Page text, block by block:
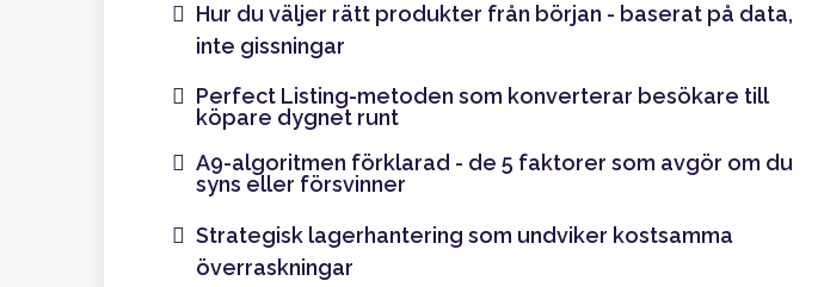
Hur du väljer rätt produkter från början - baserat på data,
inte gissningar
Perfect Listing-metoden som konverterar besökare till
köpare dygnet runt
A9-algoritmen förklarad - de 5 faktorer som avgör om du
syns eller försvinner
Strategisk lagerhantering som undviker kostsamma
överraskningar